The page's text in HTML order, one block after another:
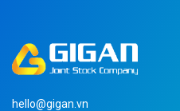
hello@gigan.vn